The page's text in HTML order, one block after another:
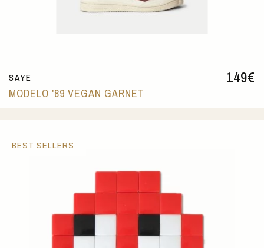
149€
SAYE
MODELO '89 VEGAN GARNET
BEST SELLERS